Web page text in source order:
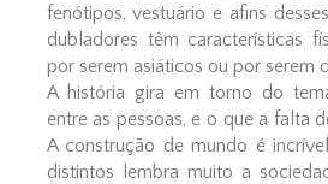
fenótipos, vestuário e afins
dubladores têm características
por serem asiáticos ou por serem
A história gira em torno do
entre as pessoas, e o que a falta
A construção de mundo é
distintos lembra muito a